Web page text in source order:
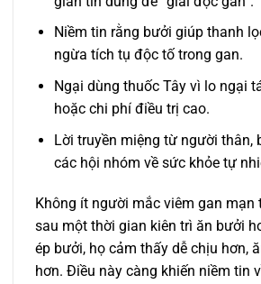
Niềm tin rằng bưởi giúp thanh
ngừa tích tụ độc tố trong gan.
Ngại dùng thuốc Tây vì lo ngại
hoặc chi phí điều trị cao.
Lời truyền miệng từ người thân,
các hội nhóm về sức khỏe tự
Không ít người mắc viêm gan mạn
sau một thời gian kiên trì ăn bưởi
ép bưởi, họ cảm thấy dễ chịu hơn,
hơn. Điều này càng khiến niềm tin